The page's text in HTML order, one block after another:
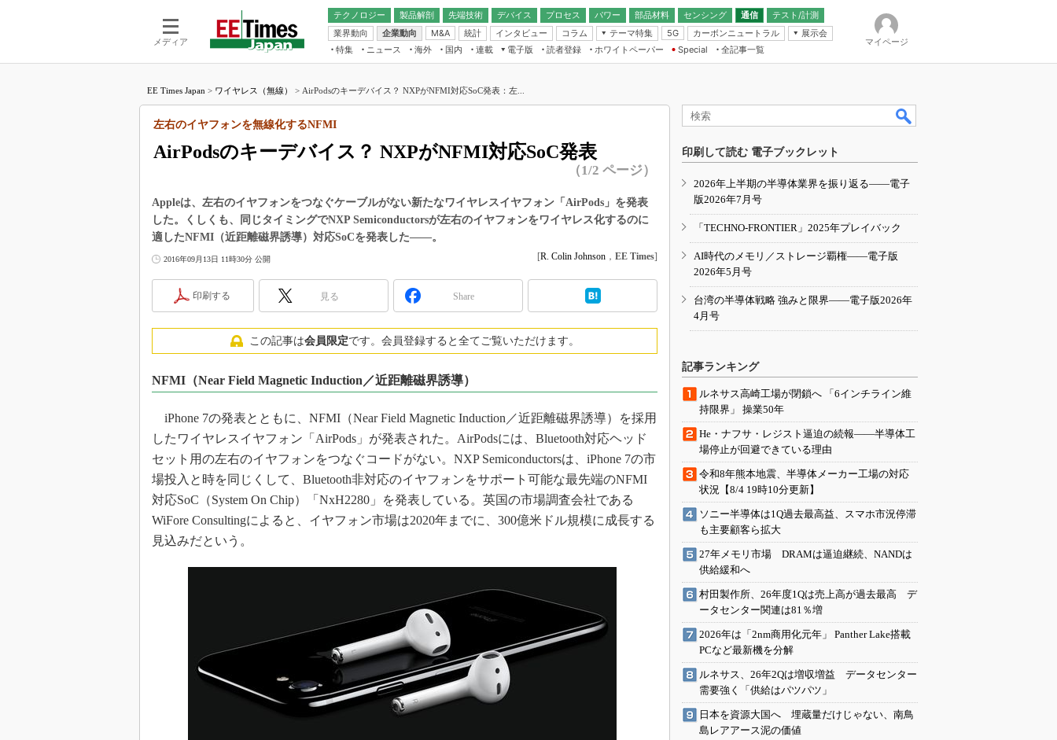
メディア
テクノロジー 製品解剖
先端技術
電池／エネルギー
デバイス
アナログ
マイコン
プロセス パワー 部品材料 センシング
通信
無線
テスト/計測
業界動向
企業動向 M&A 統計 インタビュー コラム
テーマ特集
フィジカルAI
読者調査（EE Times Research）
IoT
電源設計（EDN Japan）
5G カーボンニュートラル
展示会
IoT・エッジコンピューティング
EXPO
TECHNO-FRONTIER
人とくるま展
特集 ニュース 海外 国内
連載
福田昭のデバイス通信
大山聡の業界スコープ
リタイア直前エンジニアの社会人大
学漂流記
世界を「数字」で回してみよう
この10年で起こったこと、次の10年
で起こること
製品分解で探るアジアの新トレンド
“異端児エンジニア”が仕掛けた社内
改革、執念の180日
イノベーションは日本を救うのか
JASA発IoT通信
IHSアナリスト「未来展望」
「英語に愛されないエンジニア」の
ための新行動論
電子版
電子ブックレット
読者登録 ホワイトペーパー
Special
全記事一覧
マイページ
EE Times Japan > ワイヤレス（無線） > AirPodsのキーデバイス？ NXPがNFMI対応SoC発表：左...
AirPodsのキーデバイス？ NXPがNFMI対応SoC発表
左右のイヤフォンを無線化するNFMI
（1/2 ページ）
Appleは、左右のイヤフォンをつなぐケーブルがない新たなワイヤレスイヤフォン「AirPods」を発表
した。くしくも、同じタイミングでNXP Semiconductorsが左右のイヤフォンをワイヤレス化するのに
適したNFMI（近距離磁界誘導）対応SoCを発表した――。
2016年09月13日 11時30分 公開 [R. Colin Johnson ， EE Times]
印刷する 見る Share
この記事は会員限定です。会員登録すると全てご覧いただけます。
NFMI（Near Field Magnetic Induction／近距離磁界誘導）
iPhone 7の発表とともに、NFMI（Near Field Magnetic Induction／近距離磁界誘導）を採用
したワイヤレスイヤフォン「AirPods」が発表された。AirPodsには、Bluetooth対応ヘッド
セット用の左右のイヤフォンをつなぐコードがない。NXP Semiconductorsは、iPhone 7の市
場投入と時を同じくして、Bluetooth非対応のイヤフォンをサポート可能な最先端のNFMI
対応SoC（System On Chip）「NxH2280」を発表している。英国の市場調査会社である
WiFore Consultingによると、イヤフォン市場は2020年までに、300億米ドル規模に成長する
見込みだという。
印刷して読む 電子ブックレット
2026年上半期の半導体業界を振り返る――電子
版2026年7月号
「TECHNO-FRONTIER」2025年プレイバック
AI時代のメモリ／ストレージ覇権――電子版
2026年5月号
台湾の半導体戦略 強みと限界――電子版2026年
4月号
記事ランキング
ルネサス高崎工場が閉鎖へ 「6インチライン維
持限界」 操業50年
He・ナフサ・レジスト逼迫の続報――半導体工
場停止が回避できている理由
令和8年熊本地震、半導体メーカー工場の対応
状況【8/4 19時10分更新】
ソニー半導体は1Q過去最高益、スマホ市況停滞
も主要顧客ら拡大
27年メモリ市場 DRAMは逼迫継続、NANDは
供給緩和へ
村田製作所、26年度1Qは売上高が過去最高 デ
ータセンター関連は81％増
2026年は「2nm商用化元年」 Panther Lake搭載
PCなど最新機を分解
ルネサス、26年2Qは増収増益 データセンター
需要強く「供給はパツパツ」
日本を資源大国へ 埋蔵量だけじゃない、南鳥
島レアアース泥の価値